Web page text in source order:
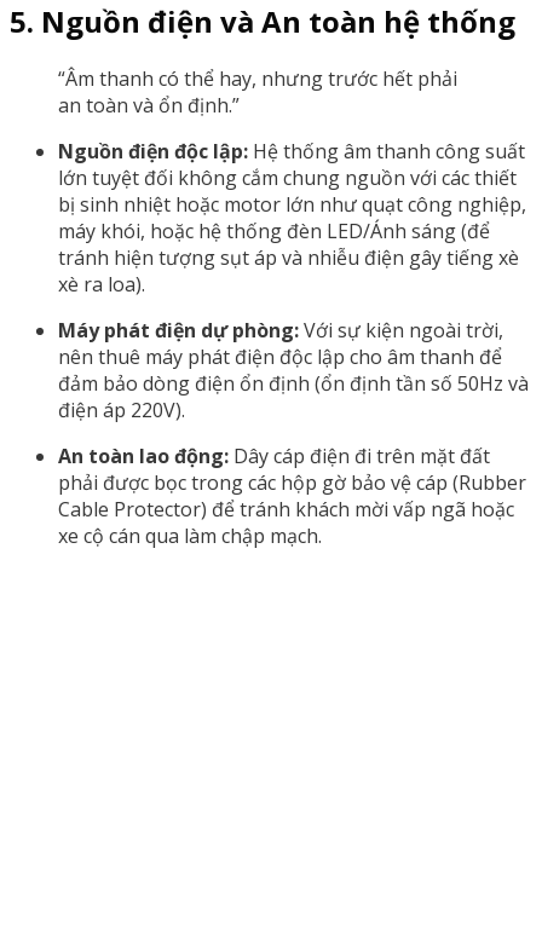
5. Nguồn điện và An toàn hệ thống
“Âm thanh có thể hay, nhưng trước hết phải
an toàn và ổn định.”
Nguồn điện độc lập: Hệ thống âm thanh công suất
lớn tuyệt đối không cắm chung nguồn với các thiết
bị sinh nhiệt hoặc motor lớn như quạt công nghiệp,
máy khói, hoặc hệ thống đèn LED/Ánh sáng (để
tránh hiện tượng sụt áp và nhiễu điện gây tiếng xè
xè ra loa).
Máy phát điện dự phòng:Với sự kiện ngoài trời,
nên thuê máy phát điện độc lập cho âm thanh để
đảm bảo dòng điện ổn định (ổn định tần số 50Hz và
điện áp 220V).
An toàn lao động: Dây cáp điện đi trên mặt đất
phải được bọc trong các hộp gờ bảo vệ cáp (Rubber
Cable Protector) để tránh khách mời vấp ngã hoặc
xe cộ cán qua làm chập mạch.